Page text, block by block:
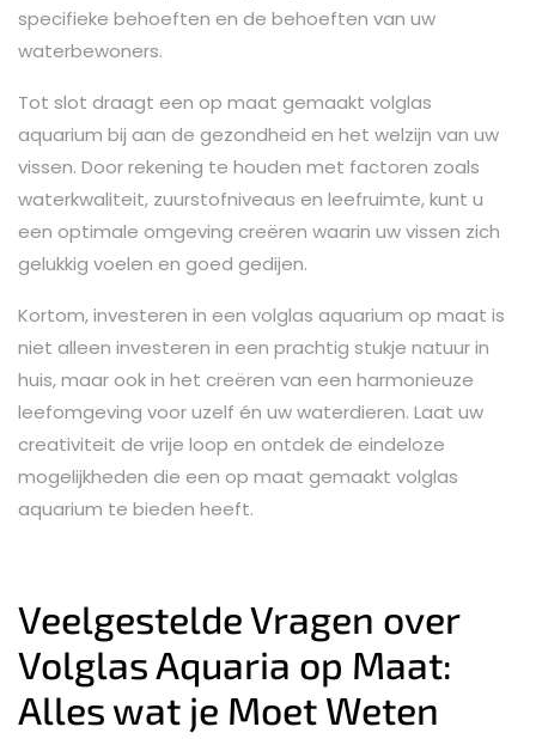
specifieke behoeften en de behoeften van uw
waterbewoners.
Tot slot draagt een op maat gemaakt volglas
aquarium bij aan de gezondheid en het welzijn van uw
vissen. Door rekening te houden met factoren zoals
waterkwaliteit, zuurstofniveaus en leefruimte, kunt u
een optimale omgeving creëren waarin uw vissen zich
gelukkig voelen en goed gedijen.
Kortom, investeren in een volglas aquarium op maat is
niet alleen investeren in een prachtig stukje natuur in
huis, maar ook in het creëren van een harmonieuze
leefomgeving voor uzelf én uw waterdieren. Laat uw
creativiteit de vrije loop en ontdek de eindeloze
mogelijkheden die een op maat gemaakt volglas
aquarium te bieden heeft.
Veelgestelde Vragen over
Volglas Aquaria op Maat:
Alles wat je Moet Weten